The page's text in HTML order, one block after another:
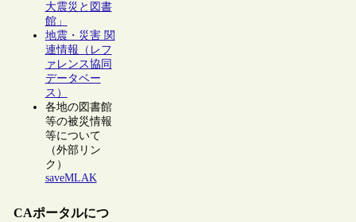
大震災と図書
館」
地震・災害 関
連情報（レフ
ァレンス協同
データベー
ス）
各地の図書館
等の被災情報
等について
（外部リン
ク）
saveMLAK
CAポータルにつ